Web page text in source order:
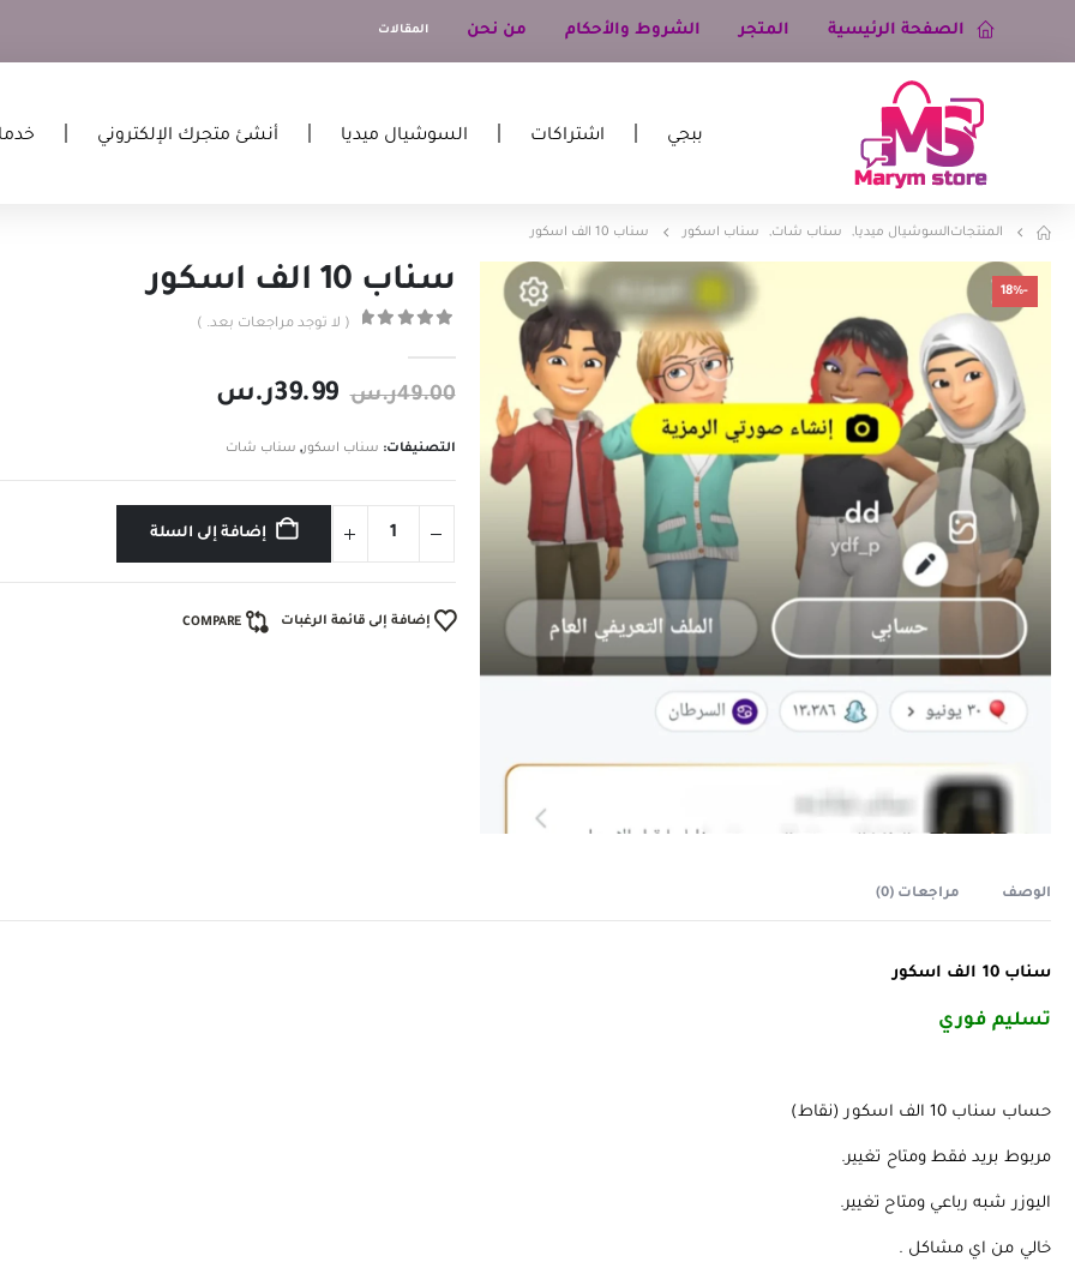
الصفحة الرئيسية المتجر الشروط والأحكام من نحن المقالات
ببجي اشتراكات السوشيال ميديا أنشئ متجرك الإلكتروني
المنتجاتالسوشيال ميديا, سناب شات, سناب اسكور سناب 10 الف اسكور
-18% سناب 10 الف اسكور
( لا توجد مراجعات بعد. )
49.00ر.س 39.99ر.س
التصنيفات: سناب اسكور, سناب شات
إضافة إلى السلة
إضافة إلى قائمة الرغبات COMPARE
الوصف مراجعات (0)
سناب 10 الف اسكور
تسليم فوري
حساب سناب 10 الف اسكور (نقاط)
️️️مربوط بريد فقط ومتاح تغيير.
اليوزر شبه رباعي ومتاح تغيير.
️️️خالي من اي مشاكل .